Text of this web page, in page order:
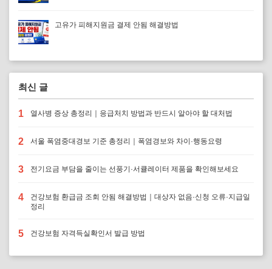
고유가 피해지원금 결제 안됨 해결방법
최신 글
1 열사병 증상 총정리｜응급처치 방법과 반드시 알아야 할 대처법
2 서울 폭염중대경보 기준 총정리｜폭염경보와 차이·행동요령
3 전기요금 부담을 줄이는 선풍기·서큘레이터 제품을 확인해보세요
4
건강보험 환급금 조회 안됨 해결방법｜대상자 없음·신청 오류·지급일
정리
5 건강보험 자격득실확인서 발급 방법